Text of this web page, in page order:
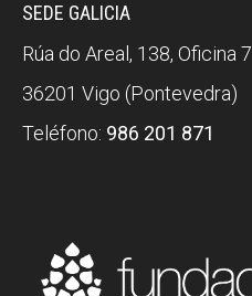
SEDE GALICIA
Rúa do Areal, 138, Oficina 7
36201 Vigo (Pontevedra)
Teléfono: 986 201 871